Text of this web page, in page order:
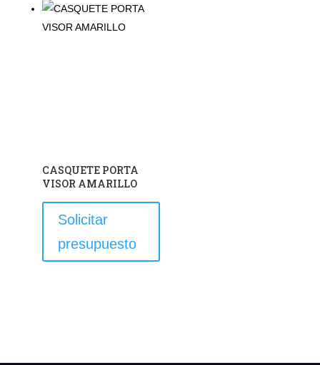
CASQUETE PORTA
VISOR AMARILLO
Solicitar
presupuesto